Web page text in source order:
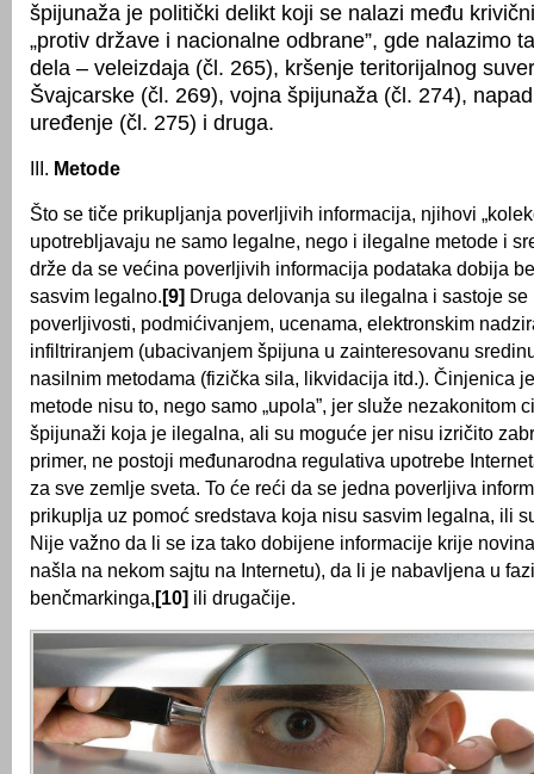
špijunaža je politički delikt koji se nalazi među
„protiv države i nacionalne odbrane”, gde nalazimo
dela – veleizdaja (čl. 265), kršenje teritorijalnog
Švajcarske (čl. 269), vojna špijunaža (čl. 274),
uređenje (čl. 275) i druga.
III. Metode
Što se tiče prikupljanja poverljivih informacija, njihovi
upotrebljavaju ne samo legalne, nego i ilegalne metode i
drže da se većina poverljivih informacija podataka dobija
sasvim legalno.[9] Druga delovanja su ilegalna i sastoje se
poverljivosti, podmićivanjem, ucenama, elektronskim
infiltriranjem (ubacivanjem špijuna u zainteresovanu
nasilnim metodama (fizička sila, likvidacija itd.). Činjenica
metode nisu to, nego samo „upola”, jer služe nezakonitom
špijunaži koja je ilegalna, ali su moguće jer nisu izričito
primer, ne postoji međunarodna regulativa upotrebe
za sve zemlje sveta. To će reći da se jedna poverljiva
prikuplja uz pomoć sredstava koja nisu sasvim legalna, ili
Nije važno da li se iza tako dobijene informacije krije
našla na nekom sajtu na Internetu), da li je nabavljena u
benčmarkinga,[10] ili drugačije.